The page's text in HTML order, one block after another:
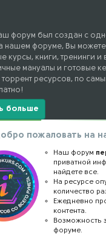
форум был создан с
нашем форуме, Вы
курсы, книги, тренинги
мануалы и готовые
ресурсов, по
больше
Наши
пожаловать на
Наш форум
приватной
найдете все.
На ресурсе
количество
Ежедневно
контента.
Возможность
форуме.